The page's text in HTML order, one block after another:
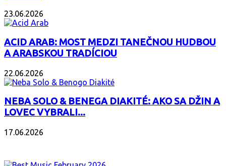
23.06.2026
ACID ARAB: MOST MEDZI TANEČNOU HUDBOU
A ARABSKOU TRADÍCIOU
22.06.2026
NEBA SOLO & BENEGA DIAKITÉ: AKO SA DŽIN A
LOVEC VYBRALI...
17.06.2026